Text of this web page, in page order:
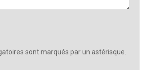
sont marqués par un astérisque.